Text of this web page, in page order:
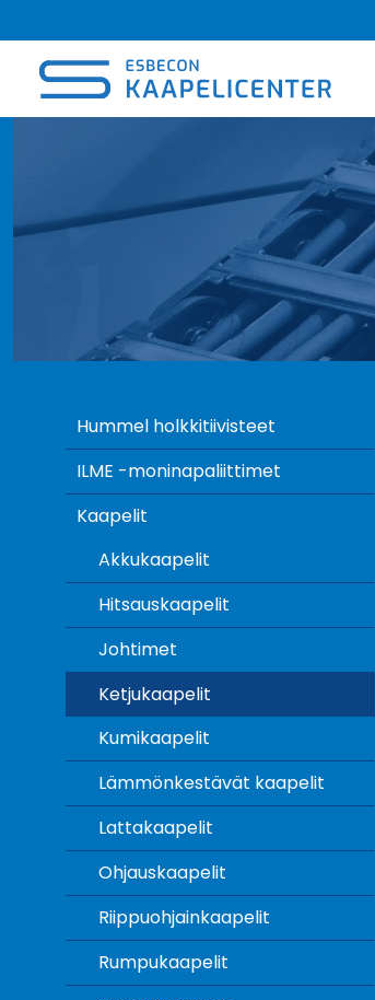
sisältöön
Hummel holkkitiivisteet
ILME -moninapaliittimet
Kaapelit
Akkukaapelit
Hitsauskaapelit
Johtimet
Ketjukaapelit
Kumikaapelit
Lämmönkestävät kaapelit
Lattakaapelit
Ohjauskaapelit
Riippuohjainkaapelit
Rumpukaapelit